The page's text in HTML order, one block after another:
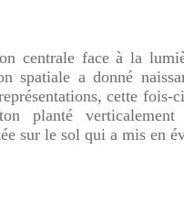
centrale face à la
spatiale a donné
cette fois-
planté
sur le sol qui a mis en